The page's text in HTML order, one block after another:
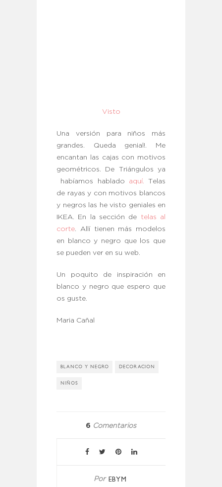
Visto
Una versión para niños más
grandes. Queda genial!. Me
encantan las cajas con motivos
geométricos. De Triángulos ya
habíamos hablado
aquí.
Telas
de rayas y con motivos blancos
y negros las he visto geniales en
IKEA. En la sección de telas al
corte . Allí tienen más modelos
en blanco y negro que los que
se pueden ver en su web.
Un poquito de inspiración en
blanco y negro que espero que
os guste.
Maria Cañal
BLANCO Y NEGRO DECORACION
NIÑOS
6 Comentarios
Por EBYM